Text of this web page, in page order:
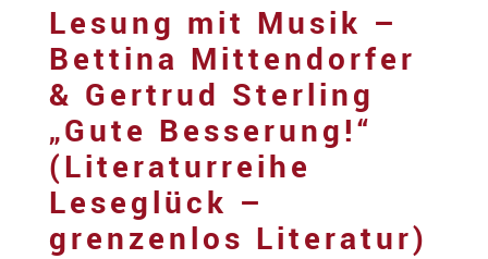
Lesung mit Musik –
Bettina Mittendorfer
& Gertrud Sterling
„Gute Besserung!“
(Literaturreihe
Leseglück –
grenzenlos Literatur)